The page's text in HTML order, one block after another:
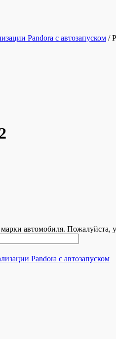
Pandora с автозапуском /
автомобиля.
Pandora с автозапуском